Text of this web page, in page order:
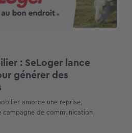
: SeLoger lance
générer des
amorce une reprise,
campagne de communication